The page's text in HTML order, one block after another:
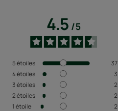
4.5/5
5étoiles
37
4étoiles
3
3étoiles
2
2étoiles
2
1étoile 2